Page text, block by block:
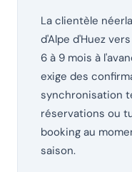
La clientèle
d'Alpe d'Huez
6 à 9 mois à
exige des
synchronisation
réservations ou
booking au
saison.